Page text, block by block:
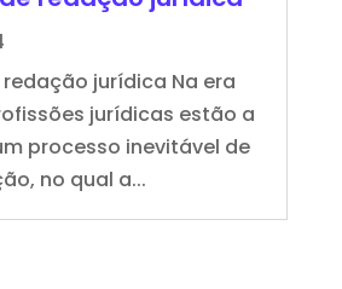
jurídica Na era
jurídicas estão a
processo inevitável de
no qual a...